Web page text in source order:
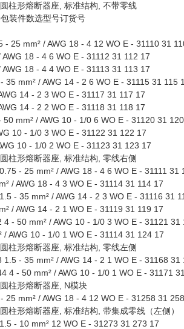
柱形熔断器座, 标准结构, 不带零线
装件数选型号订货号
- 25 mm² / AWG 18 - 4 12 WO E - 31110 31
18 - 4 6 WO E - 31112 31 112 17
18 - 4 4 WO E - 31113 31 113 17
35 mm² / AWG 14 - 2 6 WO E - 31115 31 115
14 - 2 3 WO E - 31117 31 117 17
14 - 2 2 WO E - 31118 31 118 17
50 mm² / AWG 10 - 1/0 6 WO E - 31120 31
10 - 1/0 3 WO E - 31122 31 122 17
10 - 1/0 2 WO E - 31123 31 123 17
柱形熔断器座, 标准结构, 零线右侧
- 25 mm² / AWG 18 - 4 6 WO E - 31111 31
/ AWG 18 - 4 3 WO E - 31114 31 114 17
- 35 mm² / AWG 14 - 2 3 WO E - 31116 31
/ AWG 14 - 2 1 WO E - 31119 31 119 17
4 - 50 mm² / AWG 10 - 1/0 3 WO E - 31121 31
/ AWG 10 - 1/0 1 WO E - 31114 31 124 17
柱形熔断器座, 标准结构, 零线左侧
1.5 - 35 mm² / AWG 14 - 2 1 WO E - 31168 31
4 - 50 mm² / AWG 10 - 1/0 1 WO E - 31171
柱形熔断器座, N模块
25 mm² / AWG 18 - 4 12 WO E - 31258 31
柱形熔断器座, 标准结构, 带集成零线（左侧）
- 10 mm² 12 WO E - 31273 31 273 17